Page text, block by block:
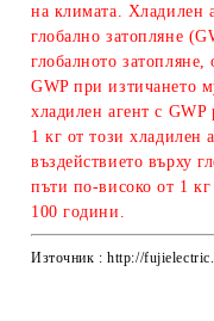
на климата. Хладилен
глобално затопляне
глобалното
GWP при изтичането
хладилен агент с GWP
1 кг от този хладилен
въздействието върху
пъти по-високо от 1
100 години.
Източник : http://